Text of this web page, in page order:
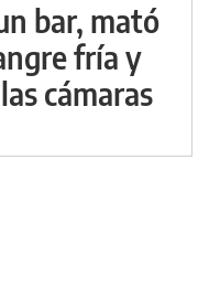
bar, mató
fría y
cámaras